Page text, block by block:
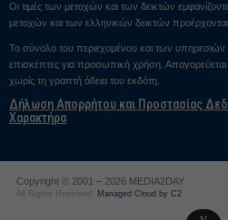
Οι τιμές των μετοχών και των δεικτών
μετοχών και των ελληνικών δεικτών
Το σύνολο του περιεχομένου και των υπηρεσιών
επισκέπτες για προσωπική χρήση.
χωρίς τη γραπτή άδεια του εκδότη.
Δήλωση Απορρήτου και Προστασίας
Χαρακτήρα
Copyright © 2001 – 2026 MEDIA2DAY
All Rights Reserved. Managed Cloud by C2